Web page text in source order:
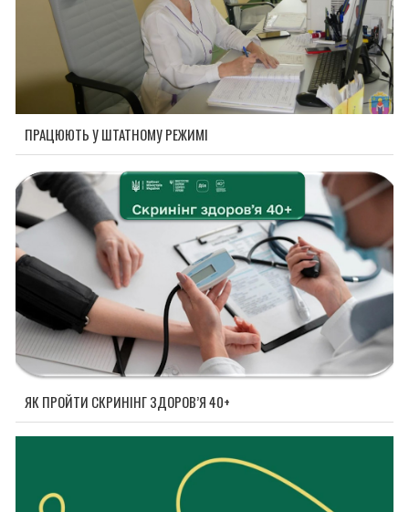
ПРАЦЮЮТЬ У ШТАТНОМУ РЕЖИМІ
ЯК ПРОЙТИ СКРИНІНГ ЗДОРОВ’Я 40+